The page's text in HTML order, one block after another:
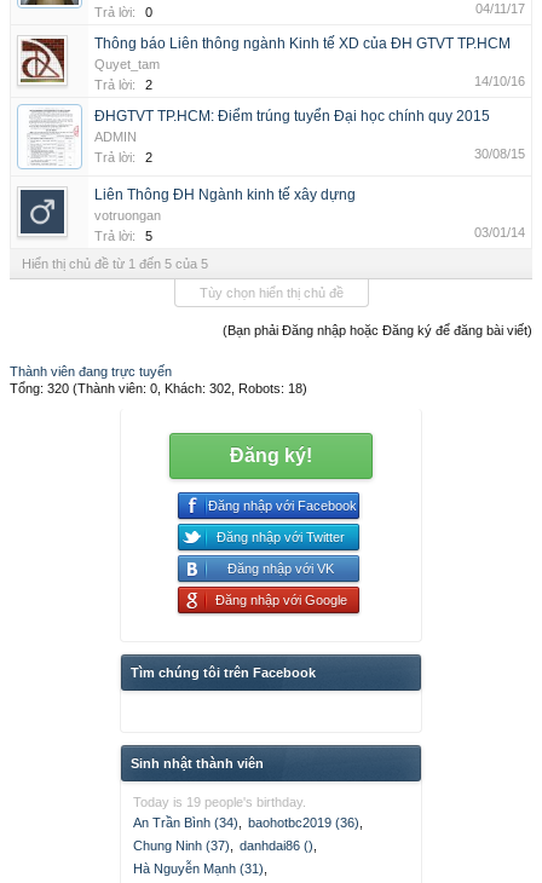
Trả lời:
0 04/11/17
Thông báo Liên thông ngành Kinh tế XD của ĐH GTVT TP.HCM
Quyet_tam
Trả lời:
2 14/10/16
ĐHGTVT TP.HCM: Điểm trúng tuyển Đại học chính quy 2015
ADMIN
Trả lời:
2 30/08/15
Liên Thông ĐH Ngành kinh tế xây dựng
votruongan
Trả lời:
5 03/01/14
Hiển thị chủ đề từ 1 đến 5 của 5
Tùy chọn hiển thị chủ đề
(Bạn phải Đăng nhập hoặc Đăng ký để đăng bài viết)
Thành viên đang trực tuyến
Tổng: 320 (Thành viên: 0, Khách: 302, Robots: 18)
Đăng ký!
Đăng nhập với Facebook
Đăng nhập với Twitter
Đăng nhập với VK
Đăng nhập với Google
Tìm chúng tôi trên Facebook
Sinh nhật thành viên
Today is 19 people's birthday.
An Trần Bình (34)
baohotbc2019 (36)
Chung Ninh (37)
danhdai86 ()
Hà Nguyễn Mạnh (31)